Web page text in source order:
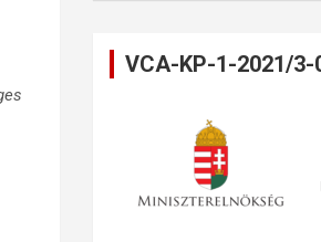
VCA-KP-1-2021/3-